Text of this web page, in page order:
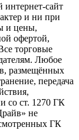
сайт
и ни при
и цены,
офертой,
торговые
Любое
размещённых
передача
со ст. 1270 ГК
не
ГК